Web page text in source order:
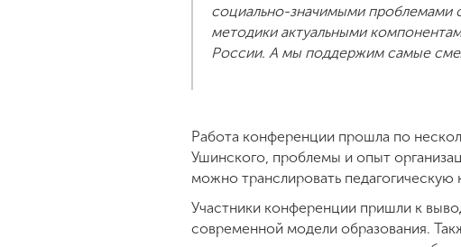
социально-значимыми проблемами
методики актуальными
России. А мы поддержим самые
Работа конференции прошла по
Ушинского, проблемы и опыт
можно транслировать педагогическую
Участники конференции пришли к
современной модели образования.